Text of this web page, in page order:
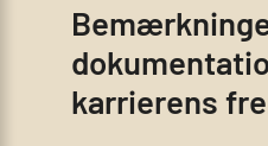
karrierens